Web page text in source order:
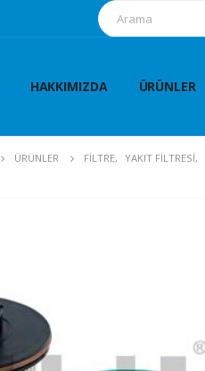
HAKKIMIZDA ÜRÜNLER
ÜRÜNLER FİLTRE, YAKIT FİLTRESİ,